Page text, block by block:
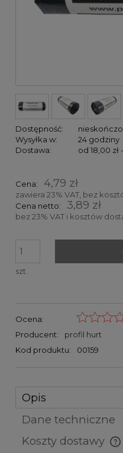
Dostępność:
Wysyłka w:
24 godziny
Dostawa:
od 18,00 zł
Cena nie zawiera
Cena: 4,79 zł
zawiera 23% VAT, bez
Cena netto:
3,89 zł
bez 23% VAT i kosztów
szt.
Ocena:
Producent:
profil hurt
Kod produktu:
00159
Opis
Dane techniczne
Koszty dostawy
Cena nie zawiera